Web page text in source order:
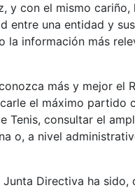
y con el mismo
una entidad y
información más
más y mejor
el máximo
Tenis, consultar el
o, a nivel
Directiva ha